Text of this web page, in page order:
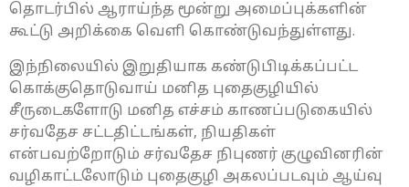
தொடர்பில் ஆராய்ந்த மூன்று அமைப்புக்களின்
கூட்டு அறிக்கை வெளி கொண்டுவந்துள்ளது.
இந்நிலையில் இறுதியாக கண்டுபிடிக்கப்பட்ட
கொக்குதொடுவாய் மனித புதைகுழியில்
சீருடைகளோடு மனித எச்சம் காணப்படுகையில்
சர்வதேச சட்டதிட்டங்கள், நியதிகள்
என்பவற்றோடும் சர்வதேச நிபுணர் குழுவினரின்
வழிகாட்டலோடும் புதைகுழி அகலப்படவும் ஆய்வு